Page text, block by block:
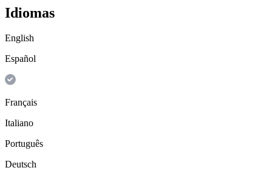
Idiomas
English
Español
Français
Italiano
Português
Deutsch